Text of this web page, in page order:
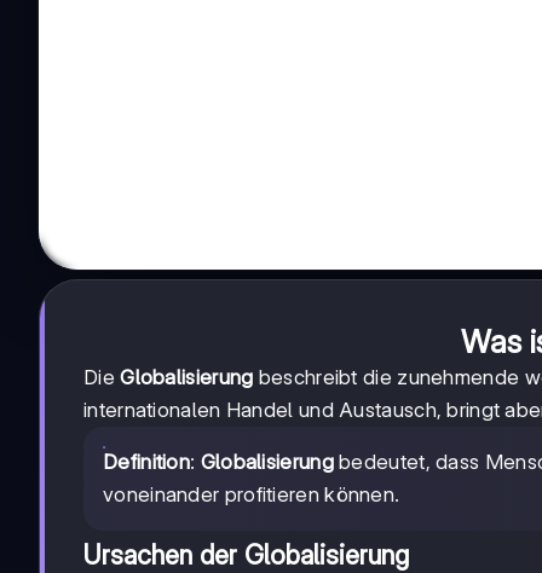
Was
DieGlobalisierung beschreibt die zunehmende
internationalen Handel und Austausch, bringt
Definition: Globalisierungbedeutet, dass
voneinander profitieren können.
Ursachen der Globalisierung